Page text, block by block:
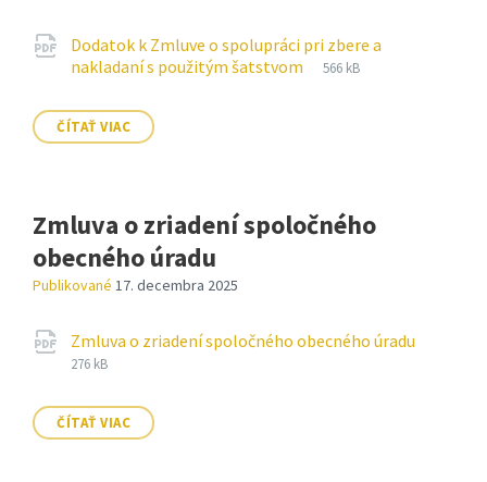
PrílohyDodatok k Zmluve o spolupráci pri zbere a
nakladaní s použitým šatstvom
Prípona
pdf
Veľkosť
566 kB
ČÍTAŤ VIAC
Zmluva o zriadení spoločného
obecného úradu
Publikované 17. decembra 2025
PrílohyZmluva o zriadení spoločného obecného úradu
276 kB
ČÍTAŤ VIAC